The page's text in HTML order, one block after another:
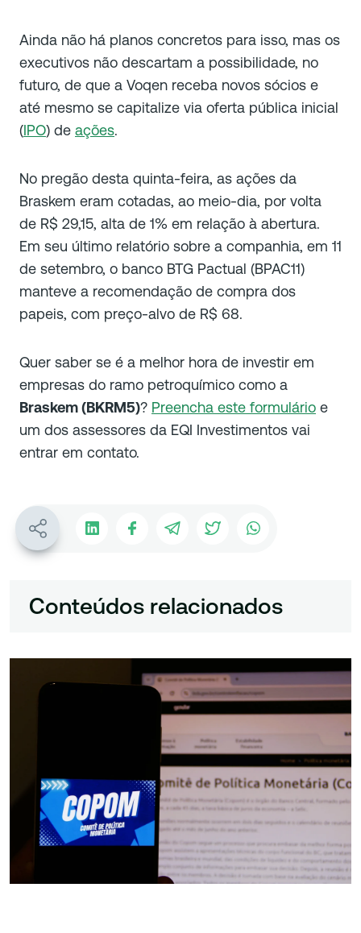
Ainda não há planos concretos para isso, mas os
executivos não descartam a possibilidade, no
futuro, de que a Voqen receba novos sócios e
até mesmo se capitalize via oferta pública inicial
(IPO) de ações.
No pregão desta quinta-feira, as ações da
Braskem eram cotadas, ao meio-dia, por volta
de R$ 29,15, alta de 1% em relação à abertura.
Em seu último relatório sobre a companhia, em 11
de setembro, o banco BTG Pactual (BPAC11)
manteve a recomendação de compra dos
papeis, com preço-alvo de R$ 68.
Quer saber se é a melhor hora de investir em
empresas do ramo petroquímico como a
Braskem (BKRM5)? Preencha este formulário e
um dos assessores da EQI Investimentos vai
entrar em contato.
Conteúdos relacionados